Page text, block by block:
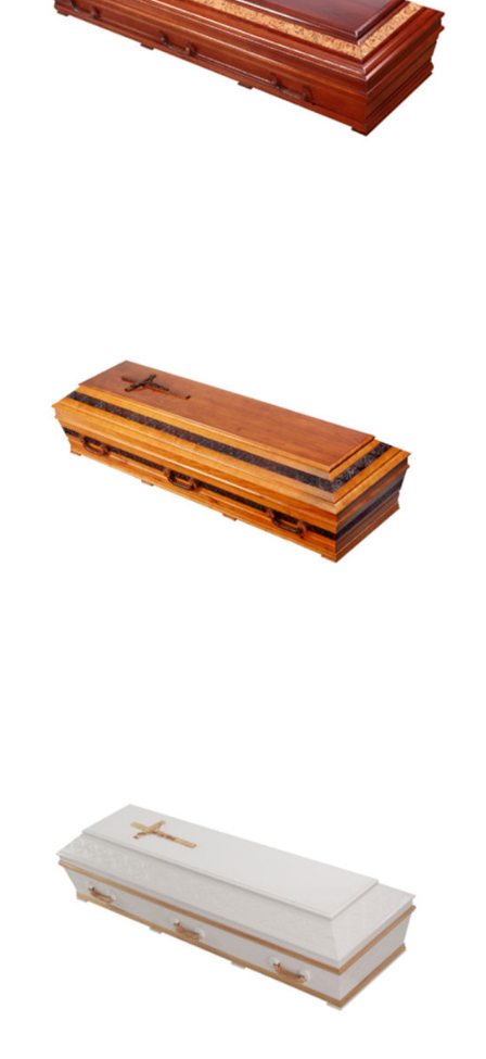
Tomar
Frésia
Bragança